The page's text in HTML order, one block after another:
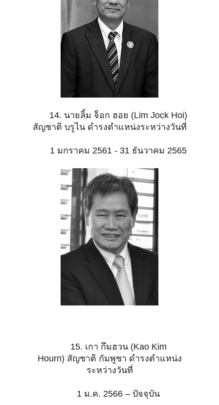
14. นายลิ้ม จ็อก ฮอย (Lim Jock Hoi)
สัญชาติ บรูไน ดำรงตำแหน่งระหว่างวันที่
1 มกราคม 2561 - 31 ธันวาคม 2565
15. เกา กึมฮวน (Kao Kim
Hourn) สัญชาติ กัมพูชา ดำรงตำแหน่ง
ระหว่างวันที่
1 ม.ค. 2566 – ปัจจุบัน